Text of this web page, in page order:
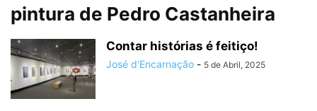
pintura de Pedro Castanheira
Contar histórias é feitiço!
José d'Encarnação - 5 de Abril, 2025